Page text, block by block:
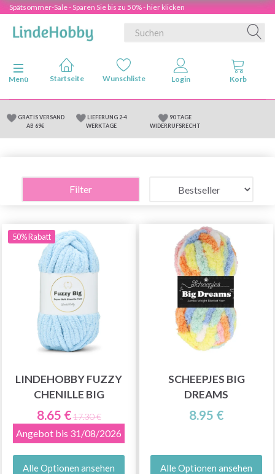
Spätsommer-Sale - Sparen Sie bis zu 50% - hier klicken
Anzeige ändern
Menü
GRATIS VERSAND
AB 69€
LIEFERUNG 2-4
WERKTAGE
90 TAGE
WIDERRUFSRECHT
Filter
50% Rabatt
LINDEHOBBY FUZZY
CHENILLE BIG
8.65 €17.30 €
Angebot bis 31/08/2026
Alle Optionen ansehen
SCHEEPJES BIG
DREAMS
8.95 €
Alle Optionen ansehen